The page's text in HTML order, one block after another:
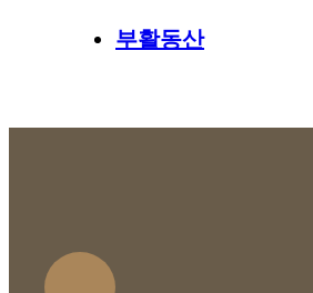
부활동산